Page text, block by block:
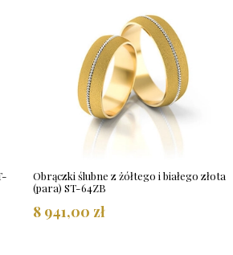
Obrączki ślubne z żółtego i białego złota
(para) ST-64ZB
8 941,00 zł